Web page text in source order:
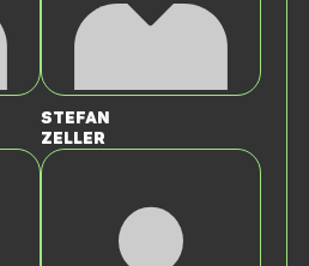
Stefan
Zeller